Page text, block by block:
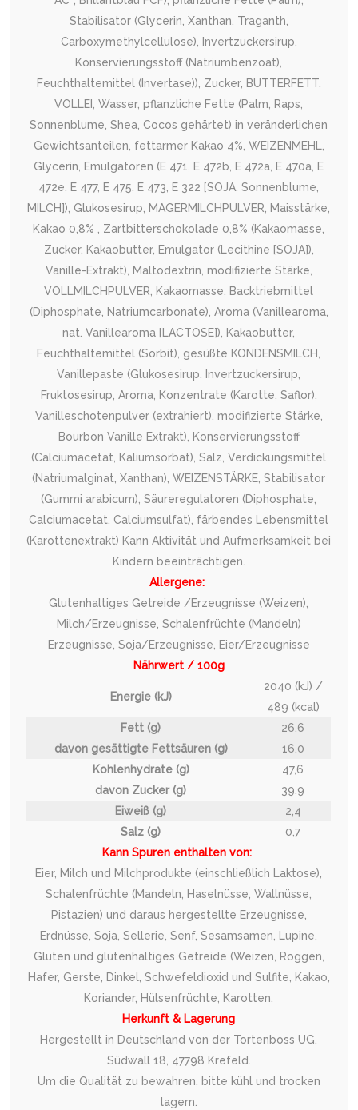
Stabilisator (Glycerin, Xanthan, Traganth,
Carboxymethylcellulose), Invertzuckersirup,
Konservierungsstoff (Natriumbenzoat),
Feuchthaltemittel (Invertase)), Zucker, BUTTERFETT,
VOLLEI, Wasser, pflanzliche Fette (Palm, Raps,
Sonnenblume, Shea, Cocos gehärtet) in veränderlichen
Gewichtsanteilen, fettarmer Kakao 4%, WEIZENMEHL,
Glycerin, Emulgatoren (E 471, E 472b, E 472a, E 470a, E
472e, E 477, E 475, E 473, E 322 [SOJA, Sonnenblume,
MILCH]), Glukosesirup, MAGERMILCHPULVER, Maisstärke,
Kakao 0,8% , Zartbitterschokolade 0,8% (Kakaomasse,
Zucker, Kakaobutter, Emulgator (Lecithine [SOJA]),
Vanille-Extrakt), Maltodextrin, modifizierte Stärke,
VOLLMILCHPULVER, Kakaomasse, Backtriebmittel
(Diphosphate, Natriumcarbonate), Aroma (Vanillearoma,
nat. Vanillearoma [LACTOSE]), Kakaobutter,
Feuchthaltemittel (Sorbit), gesüßte KONDENSMILCH,
Vanillepaste (Glukosesirup, Invertzuckersirup,
Fruktosesirup, Aroma, Konzentrate (Karotte, Saflor),
Vanilleschotenpulver (extrahiert), modifizierte Stärke,
Bourbon Vanille Extrakt), Konservierungsstoff
(Calciumacetat, Kaliumsorbat), Salz, Verdickungsmittel
(Natriumalginat, Xanthan), WEIZENSTÄRKE, Stabilisator
(Gummi arabicum), Säureregulatoren (Diphosphate,
Calciumacetat, Calciumsulfat), färbendes Lebensmittel
(Karottenextrakt) Kann Aktivität und Aufmerksamkeit bei
Kindern beeinträchtigen.
Allergene:
Glutenhaltiges Getreide /Erzeugnisse (Weizen),
Milch/Erzeugnisse, Schalenfrüchte (Mandeln)
Erzeugnisse, Soja/Erzeugnisse, Eier/Erzeugnisse
Nährwert / 100g
Energie (kJ)
2040 (kJ) /
489 (kcal)
Fett (g)
26,6
davon gesättigte Fettsäuren (g)
16,0
Kohlenhydrate (g)
47,6
davon Zucker (g)
39,9
Eiweiß (g)
2,4
Salz (g)
0,7
Kann Spuren enthalten von:
Eier, Milch und Milchprodukte (einschließlich Laktose),
Schalenfrüchte (Mandeln, Haselnüsse, Wallnüsse,
Pistazien) und daraus hergestellte Erzeugnisse,
Erdnüsse, Soja, Sellerie, Senf, Sesamsamen, Lupine,
Gluten und glutenhaltiges Getreide (Weizen, Roggen,
Hafer, Gerste, Dinkel, Schwefeldioxid und Sulfite, Kakao,
Koriander, Hülsenfrüchte, Karotten.
Herkunft & Lagerung
Hergestellt in Deutschland von der Tortenboss UG,
Südwall 18, 47798 Krefeld.
Um die Qualität zu bewahren, bitte kühl und trocken
lagern.